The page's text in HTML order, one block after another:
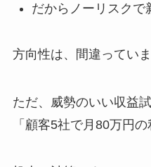
だからノーリスクで
方向性は、間違ってい
ただ、威勢のいい収益
「顧客5社で月80万円